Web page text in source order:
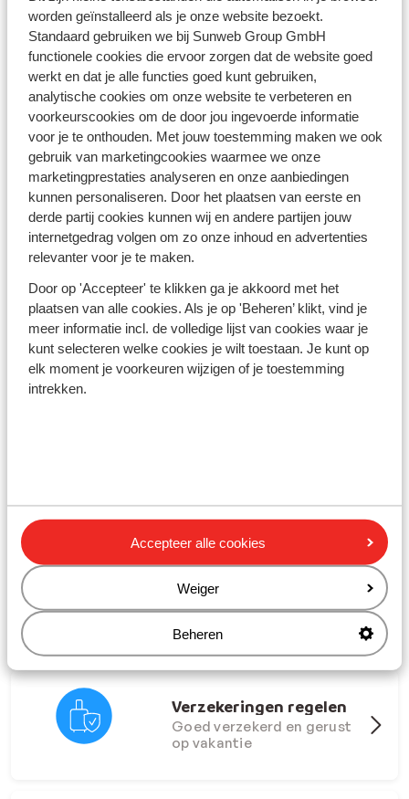
worden geïnstalleerd als je onze website bezoekt.
Standaard gebruiken we bij Sunweb Group GmbH
functionele cookies die ervoor zorgen dat de website goed
werkt en dat je alle functies goed kunt gebruiken,
analytische cookies om onze website te verbeteren en
voorkeurscookies om de door jou ingevoerde informatie
voor je te onthouden. Met jouw toestemming maken we ook
gebruik van marketingcookies waarmee we onze
marketingprestaties analyseren en onze aanbiedingen
kunnen personaliseren. Door het plaatsen van eerste en
derde partij cookies kunnen wij en andere partijen jouw
internetgedrag volgen om zo onze inhoud en advertenties
relevanter voor je te maken.
Door op 'Accepteer' te klikken ga je akkoord met het
plaatsen van alle cookies. Als je op 'Beheren’ klikt, vind je
meer informatie incl. de volledige lijst van cookies waar je
kunt selecteren welke cookies je wilt toestaan. Je kunt op
elk moment je voorkeuren wijzigen of je toestemming
intrekken.
Accepteer alle cookies
Weiger
Beheren
Nooit gedacht, toch gedaan met
Sunweb
Vertrek vanaf Brussels
Airport
Boek jouw last minute
zonvakantie
26/27
Nu tot €250
vroegboekkorting p.p.
Vroegboekdeals 26/27
Vanaf €229. Altijd incl.
Ga onbezorgd op reis
Verzekeringen regelen
Goed verzekerd en gerust
op vakantie